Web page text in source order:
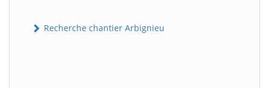
Recherche chantier Arbignieu